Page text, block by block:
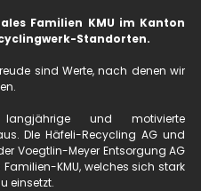
Familien KMU im Kanton
Standorten.
sind Werte, nach denen wir
und motivierte
DIe Häfeli-Recycling AG und
Voegtlin-Meyer Entsorgung AG
KMU, welches sich stark
einsetzt.